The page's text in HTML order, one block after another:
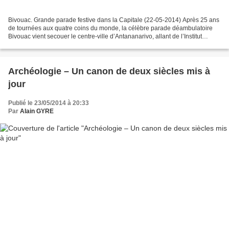
Bivouac. Grande parade festive dans la Capitale (22-05-2014) Après 25 ans
de tournées aux quatre coins du monde, la célèbre parade déambulatoire
Bivouac vient secouer le centre-ville d’Antananarivo, allant de l’Institut
Archéologie – Un canon de deux siècles mis à
jour
Publié le 23/05/2014 à 20:33
Par Alain GYRE